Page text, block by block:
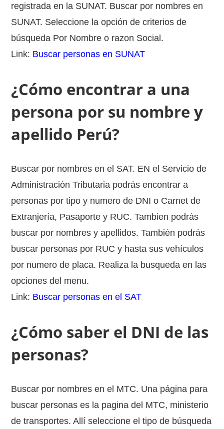
registrada en la SUNAT. Buscar por nombres en
SUNAT. Seleccione la opción de criterios de
búsqueda Por Nombre o razon Social.
Link: Buscar personas en SUNAT
¿Cómo encontrar a una
persona por su nombre y
apellido Perú?
Buscar por nombres en el SAT. EN el Servicio de
Administración Tributaria podrás encontrar a
personas por tipo y numero de DNI o Carnet de
Extranjería, Pasaporte y RUC. Tambien podrás
buscar por nombres y apellidos. También podrás
buscar personas por RUC y hasta sus vehículos
por numero de placa. Realiza la busqueda en las
opciones del menu.
Link: Buscar personas en el SAT
¿Cómo saber el DNI de las
personas?
Buscar por nombres en el MTC. Una página para
buscar personas es la pagina del MTC, ministerio
de transportes. Allí seleccione el tipo de búsqueda